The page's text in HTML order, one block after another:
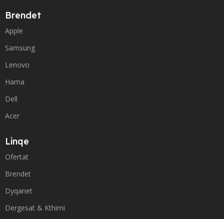
Brendet
Apple
Samsung
Lenovo
Hama
Dell
Acer
Linqe
Ofertat
Brendet
Dyqanet
Dergesat & Kthimi